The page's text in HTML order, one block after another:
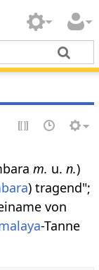
m. u.n.)
) tragend";
von
-Tanne